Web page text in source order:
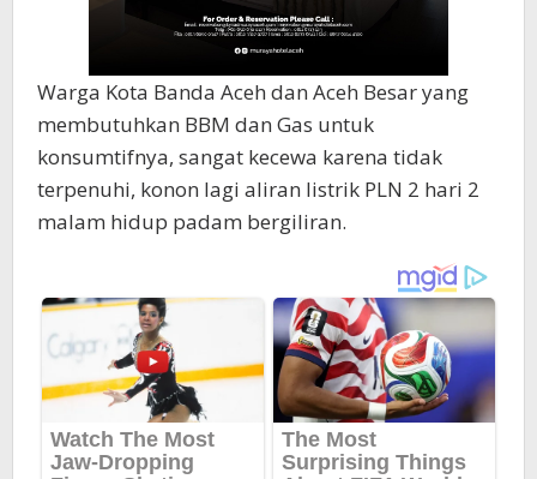
Warga Kota Banda Aceh dan Aceh Besar yang
membutuhkan BBM dan Gas untuk
konsumtifnya, sangat kecewa karena tidak
terpenuhi, konon lagi aliran listrik PLN 2 hari 2
malam hidup padam bergiliran.